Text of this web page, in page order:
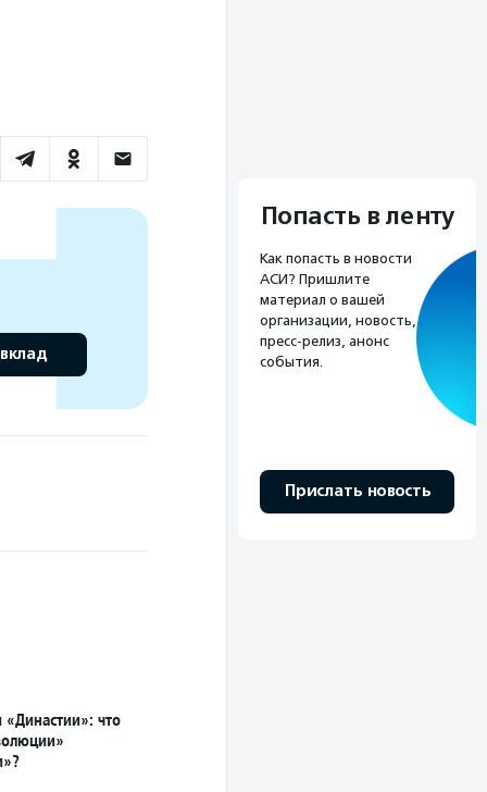
что
Попасть в ленту
Как попасть в новости
АСИ? Пришлите
материал о вашей
организации, новость,
пресс-релиз, анонс
события.
Прислать новость